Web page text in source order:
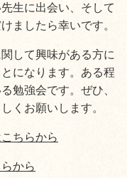
生に出会い、そして
ましたら幸いです。
して興味がある方に
になります。ある程
勉強会です。ぜひ、
くお願いします。
ちらから
から